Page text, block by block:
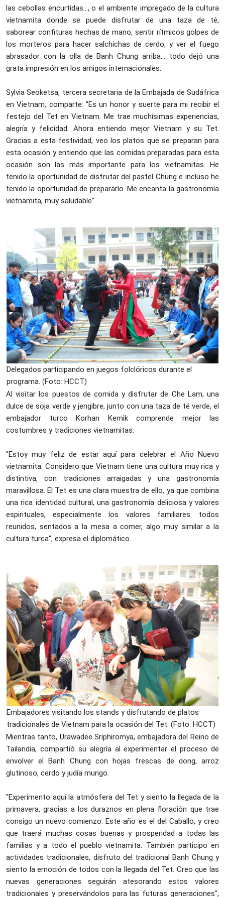
las cebollas encurtidas…, o el ambiente impregado de la cultura
vietnamita donde se puede disfrutar de una taza de té,
saborear confituras hechas de mano, sentir rítmicos golpes de
los morteros para hacer salchichas de cerdo, y ver el fuego
abrasador con la olla de Banh Chung arriba… todo dejó una
grata impresión en los amigos internacionales.
Sylvia Seoketsa, tercera secretaria de la Embajada de Sudáfrica
en Vietnam, comparte: "Es un honor y suerte para mi recibir el
festejo del Tet en Vietnam. Me trae muchísimas experiencias,
alegría y felicidad. Ahora entiendo mejor Vietnam y su Tet.
Gracias a esta festividad, veo los platos que se preparan para
esta ocasión y entiendo que las comidas preparadas para esta
ocasión son las más importante para los vietnamitas. He
tenido la oportunidad de disfrutar del pastel Chung e incluso he
tenido la oportunidad de prepararlo. Me encanta la gastronomía
vietnamita, muy saludable".
Delegados participando en juegos folclóricos durante el
programa. (Foto: HCCT)
Al visitar los puestos de comida y disfrutar de Che Lam, una
dulce de soja verde y jengibre, junto con una taza de té verde, el
embajador turco Korhan Kemik comprende mejor las
costumbres y tradiciones vietnamitas.
"Estoy muy feliz de estar aquí para celebrar el Año Nuevo
vietnamita. Considero que Vietnam tiene una cultura muy rica y
distintiva, con tradiciones arraigadas y una gastronomía
maravillosa. El Tet es una clara muestra de ello, ya que combina
una rica identidad cultural, una gastronomía deliciosa y valores
espirituales, especialmente los valores familiares: todos
reunidos, sentados a la mesa a comer, algo muy similar a la
cultura turca", expresa el diplomático.
Embajadores visitando los stands y disfrutando de platos
tradicionales de Vietnam para la ocasión del Tet. (Foto: HCCT)
Mientras tanto, Urawadee Sriphiromya, embajadora del Reino de
Tailandia, compartió su alegría al experimentar el proceso de
envolver el Banh Chung con hojas frescas de dong, arroz
glutinoso, cerdo y judía mungo.
"Experimento aquí la atmósfera del Tet y siento la llegada de la
primavera, gracias a los duraznos en plena floración que trae
consigo un nuevo comienzo. Este año es el del Caballo, y creo
que traerá muchas cosas buenas y prosperidad a todas las
familias y a todo el pueblo vietnamita. También participo en
actividades tradicionales, disfruto del tradicional Banh Chung y
siento la emoción de todos con la llegada del Tet. Creo que las
nuevas generaciones seguirán atesorando estos valores
tradicionales y preservándolos para las futuras generaciones",